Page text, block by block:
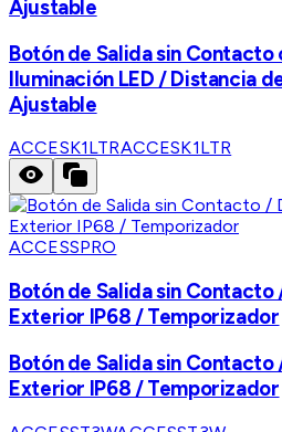
Ajustable
Botón de Salida sin
Iluminación LED / Distancia
Ajustable
ACCESK1LTRACCESK1LTR
ACCESSPRO
Botón de Salida sin
Exterior IP68 / Temporizador
Botón de Salida sin
Exterior IP68 / Temporizador